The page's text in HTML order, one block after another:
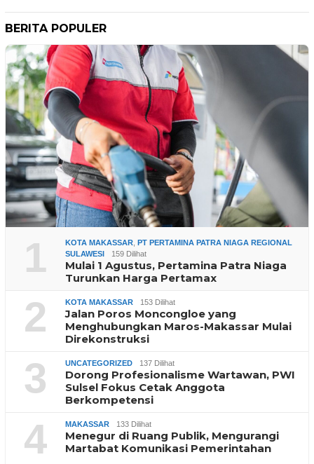
BERITA POPULER
1 KOTA MAKASSAR PT PERTAMINA PATRA NIAGA REGIONAL
SULAWESI
159 Dilihat
Mulai 1 Agustus, Pertamina Patra Niaga
Turunkan Harga Pertamax
2 KOTA MAKASSAR 153 Dilihat
Jalan Poros Moncongloe yang
Menghubungkan Maros-Makassar Mulai
Direkonstruksi
3 UNCATEGORIZED 137 Dilihat
Dorong Profesionalisme Wartawan, PWI
Sulsel Fokus Cetak Anggota
Berkompetensi
4 MAKASSAR 133 Dilihat
Menegur di Ruang Publik, Mengurangi
Martabat Komunikasi Pemerintahan